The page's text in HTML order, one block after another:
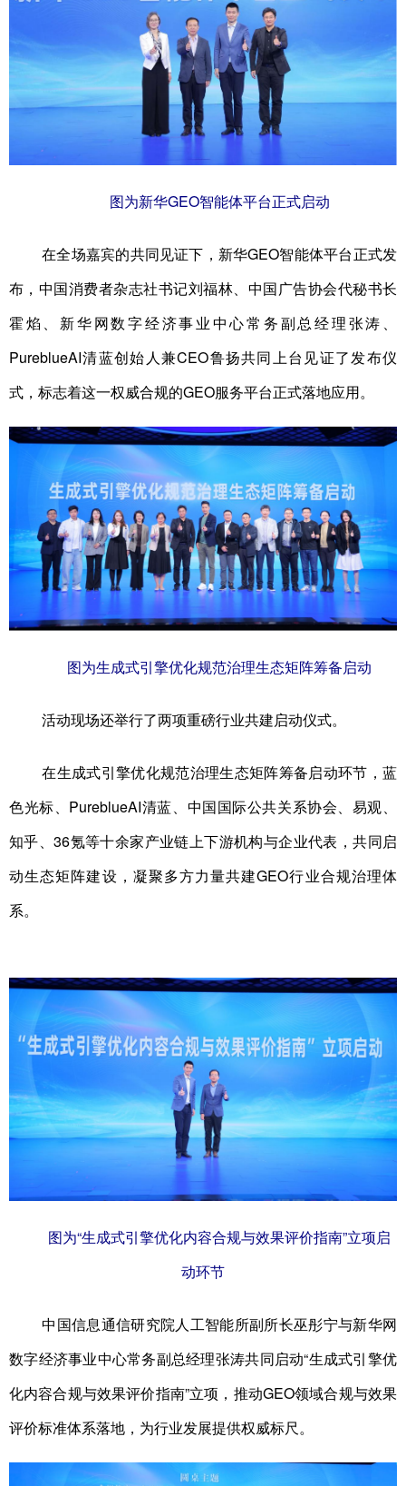
图为新华GEO智能体平台正式启动
在全场嘉宾的共同见证下，新华GEO智能体平台正式发
布，中国消费者杂志社书记刘福林、中国广告协会代秘书长
霍焰、新华网数字经济事业中心常务副总经理张涛、
PureblueAI清蓝创始人兼CEO鲁扬共同上台见证了发布仪
式，标志着这一权威合规的GEO服务平台正式落地应用。
图为生成式引擎优化规范治理生态矩阵筹备启动
活动现场还举行了两项重磅行业共建启动仪式。
在生成式引擎优化规范治理生态矩阵筹备启动环节，蓝
色光标、PureblueAI清蓝、中国国际公共关系协会、易观、
知乎、36氪等十余家产业链上下游机构与企业代表，共同启
动生态矩阵建设，凝聚多方力量共建GEO行业合规治理体
系。
图为“生成式引擎优化内容合规与效果评价指南”立项启
动环节
中国信息通信研究院人工智能所副所长巫彤宁与新华网
数字经济事业中心常务副总经理张涛共同启动“生成式引擎优
化内容合规与效果评价指南”立项，推动GEO领域合规与效果
评价标准体系落地，为行业发展提供权威标尺。